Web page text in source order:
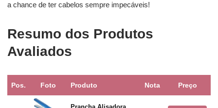
a chance de ter cabelos sempre impecáveis!
Resumo dos Produtos
Avaliados
Pos. Foto Produto Nota Preço